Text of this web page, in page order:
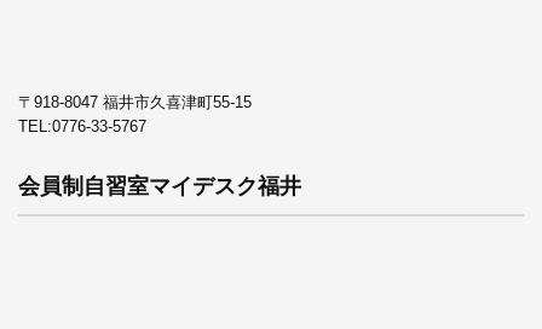
〒918-8047 福井市久喜津町55-15
TEL:0776-33-5767
会員制自習室マイデスク福井